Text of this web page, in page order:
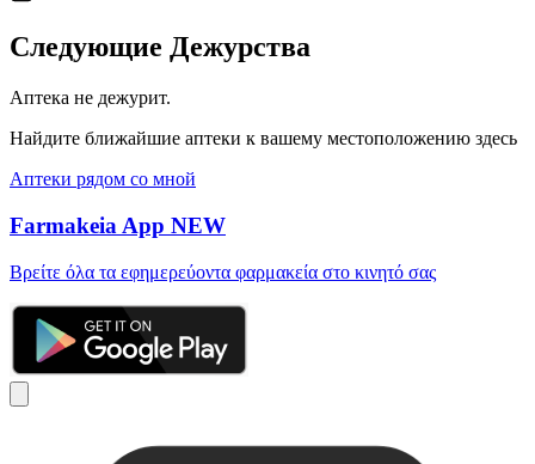
Следующие Дежурства
Аптека не дежурит.
Найдите ближайшие аптеки к вашему местоположению здесь
Аптеки рядом со мной
Farmakeia App NEW
Βρείτε όλα τα εφημερεύοντα φαρμακεία στο κινητό σας